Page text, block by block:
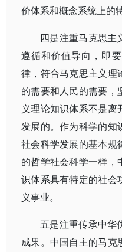
价体系和概念系统上的
四是注重马克思主
遵循和价值导向，即
律，符合马克思主义理
的需要和人民的需要，
义理论知识体系不是
发展的。作为科学的知
社会科学发展的基本规
的哲学社会科学一样，
识体系具有特定的社会
义事业。
五是注重传承中华
成果。中国自主的马克